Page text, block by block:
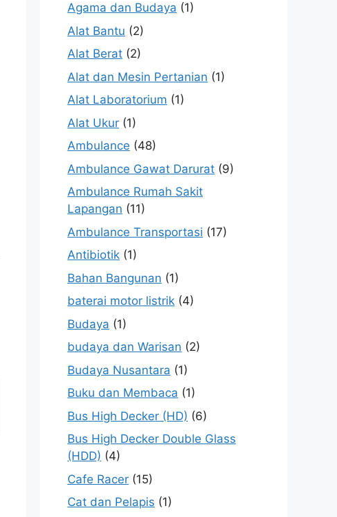
Agama dan Budaya (1)
Alat Bantu (2)
Alat Berat (2)
Alat dan Mesin Pertanian (1)
Alat Laboratorium (1)
Alat Ukur (1)
Ambulance (48)
Ambulance Gawat Darurat (9)
Ambulance Rumah Sakit
Lapangan (11)
Ambulance Transportasi (17)
Antibiotik (1)
Bahan Bangunan (1)
baterai motor listrik (4)
Budaya (1)
budaya dan Warisan (2)
Budaya Nusantara (1)
Buku dan Membaca (1)
Bus High Decker (HD) (6)
Bus High Decker Double Glass
(HDD) (4)
Cafe Racer (15)
Cat dan Pelapis (1)